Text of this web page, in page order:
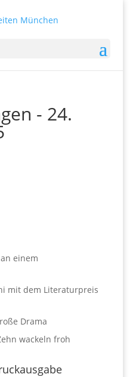
- 24.
einem
mit dem Literaturpreis
Drama
wackeln froh